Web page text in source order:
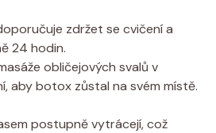
zdržet se cvičení a
24 hodin.
obličejových svalů v
aby botox zůstal⁣ na svém místě.
postupně vytrácejí, což